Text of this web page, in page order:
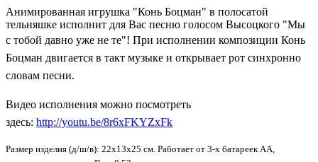
Анимированная игрушка "Конь Боцман" в полосатой
тельняшке исполнит для Вас песню голосом Высоцкого "Мы
с тобой давно уже не те"! При исполнении композиции Конь
Боцман двигается в такт музыке и открывает рот синхронно
словам песни.
Видео исполнения можно посмотреть
здесь: http://youtu.be/8r6xFKYZxFk
Размер изделия (д/ш/в): 22х13х25 см. Работает от 3-х батареек АА,